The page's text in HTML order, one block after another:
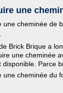
une
une cheminée de
Brick Brique a
une cheminée
disponible. Parce
une cheminée du